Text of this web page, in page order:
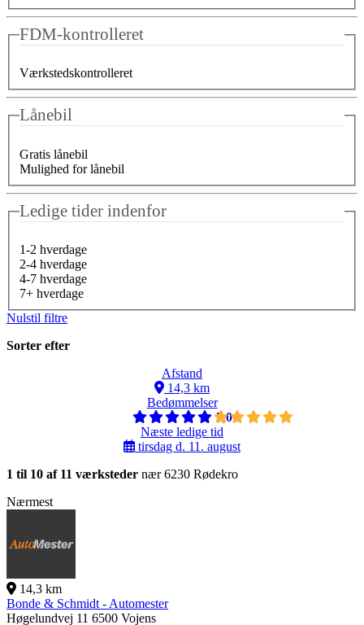
FDM-kontrolleret
Værkstedskontrolleret
Lånebil
Gratis lånebil
Mulighed for lånebil
Ledige tider indenfor
1-2 hverdage
2-4 hverdage
4-7 hverdage
7+ hverdage
Nulstil filtre
Sorter efter
Afstand
14,3 km
Bedømmelser
5,0
Næste ledige tid
tirsdag d. 11. august
1 til 10 af 11 værksteder nær 6230 Rødekro
Nærmest
14,3 km
Bonde & Schmidt - Automester
Høgelundvej 11 6500 Vojens